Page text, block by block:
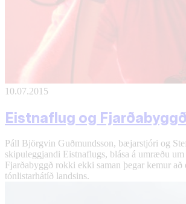
10.07.2015
Eistnaflug og
Páll Björgvin Guðmundsson, bæjarstjóri og
skipuleggjandi Eistnaflugs, blása á umræðu
Fjarðabyggð rokki ekki saman þegar kemur að
tónlistarhátíð landsins.